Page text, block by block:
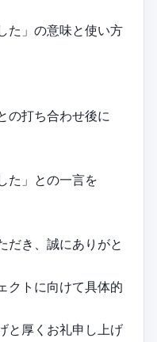
た」の意味と使い方
の打ち合わせ後に
た」との一言を
だき、誠にありがと
クトに向けて具体的
と厚くお礼申し上げ